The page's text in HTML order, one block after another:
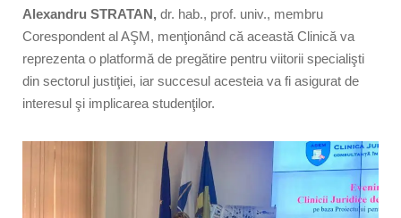
Alexandru STRATAN, dr. hab., prof. univ., membru
Corespondent al AŞM, menţionând că această Clinică va
reprezenta o platformă de pregătire pentru viitorii specialişti
din sectorul justiţiei, iar succesul acesteia va fi asigurat de
interesul şi implicarea studenţilor.